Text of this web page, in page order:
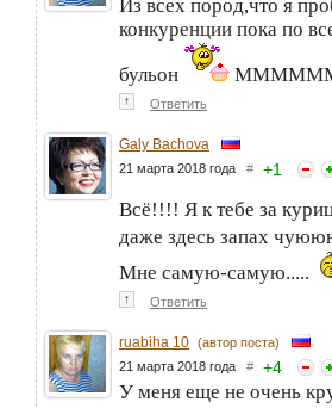
Из всех пород,что я
конкуренции пока по
бульон
↑ Ответить
Galy Bachova
21 марта 2018 года # +1
Всё!!!! Я к тебе за
даже здесь запах
Мне самую-самую.....
↑ Ответить
ruabiha 10 (автор поста)
21 марта 2018 года # +4
У меня еще не очень